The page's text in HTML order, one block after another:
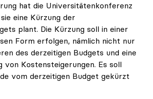
hat die Universitätenkonferenz
eine Kürzung der
plant. Die Kürzung soll in einer
Form erfolgen, nämlich nicht nur
des derzeitigen Budgets und eine
von Kostensteigerungen. Es soll
vom derzeitigen Budget gekürzt